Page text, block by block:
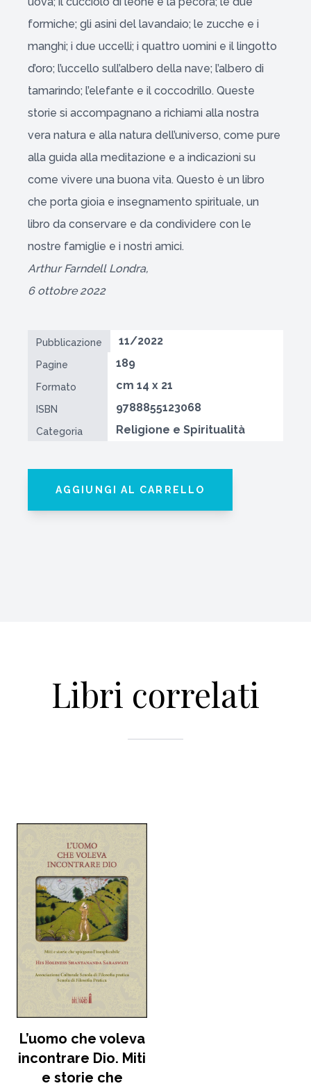
formiche; gli asini del lavandaio; le zucche e i
manghi; i due uccelli; i quattro uomini e il lingotto
d’oro; l’uccello sull’albero della nave; l’albero di
tamarindo; l’elefante e il coccodrillo. Queste
storie si accompagnano a richiami alla nostra
vera natura e alla natura dell’universo, come pure
alla guida alla meditazione e a indicazioni su
come vivere una buona vita. Questo è un libro
che porta gioia e insegnamento spirituale, un
libro da conservare e da condividere con le
nostre famiglie e i nostri amici.
Arthur Farndell Londra,
6 ottobre 2022
Pubblicazione 11/2022
Pagine 189
Formato cm 14 x 21
ISBN 9788855123068
Categoria Religione e Spiritualità
AGGIUNGI AL CARRELLO
Libri correlati
L’uomo che voleva
incontrare Dio. Miti
e storie che